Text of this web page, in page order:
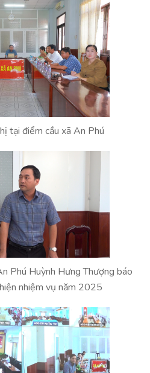
tại điểm cầu xã An Phú
Phú Huỳnh Hưng Thượng báo
nhiệm vụ năm 2025